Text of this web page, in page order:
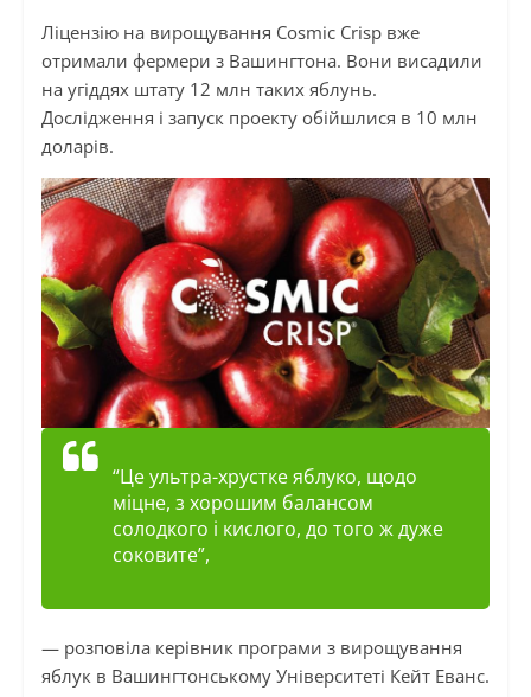
Ліцензію на вирощування Cosmic Crisp вже
отримали фермери з Вашингтона. Вони висадили
на угіддях штату 12 млн таких яблунь.
Дослідження і запуск проекту обійшлися в 10 млн
доларів.
“Це ультра-хрустке яблуко, щодо
міцне, з хорошим балансом
солодкого і кислого, до того ж дуже
соковите”,
— розповіла керівник програми з вирощування
яблук в Вашингтонському Університеті Кейт Еванс.